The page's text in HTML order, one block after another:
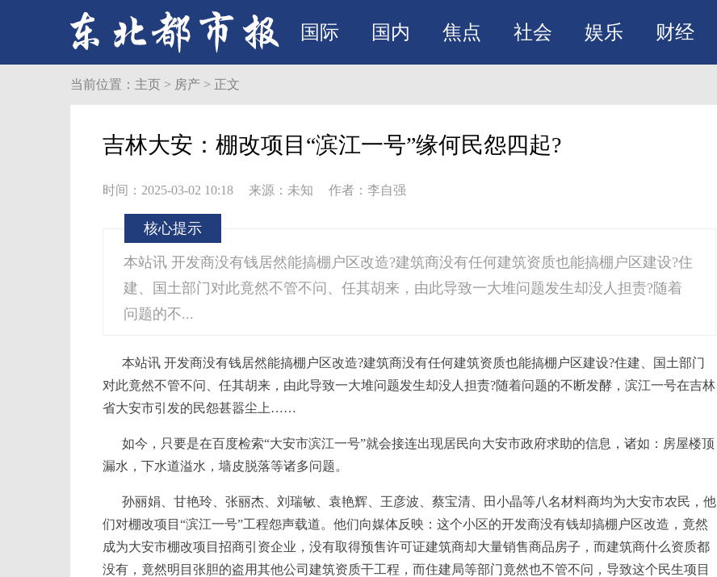
国际 国内 焦点 社会 娱乐 财经
当前位置： 主页 > 房产 > 正文
吉林大安：棚改项目“滨江一号”缘何民怨四起?
时间：2025-03-02 10:18 来源：未知 作者：李自强
核心提示
本站讯 开发商没有钱居然能搞棚户区改造?建筑商没有任何建筑资质也能搞棚户区建设?住
建、国土部门对此竟然不管不问、任其胡来，由此导致一大堆问题发生却没人担责?随着
问题的不...
本站讯 开发商没有钱居然能搞棚户区改造?建筑商没有任何建筑资质也能搞棚户区建设?住建、国土部门
对此竟然不管不问、任其胡来，由此导致一大堆问题发生却没人担责?随着问题的不断发酵，滨江一号在吉林
省大安市引发的民怨甚嚣尘上……
如今，只要是在百度检索“大安市滨江一号”就会接连出现居民向大安市政府求助的信息，诸如：房屋楼顶
漏水，下水道溢水，墙皮脱落等诸多问题。
孙丽娟、甘艳玲、张丽杰、刘瑞敏、袁艳辉、王彦波、蔡宝清、田小晶等八名材料商均为大安市农民，他
们对棚改项目“滨江一号”工程怨声载道。他们向媒体反映：这个小区的开发商没有钱却搞棚户区改造，竟然
成为大安市棚改项目招商引资企业，没有取得预售许可证建筑商却大量销售商品房子，而建筑商什么资质都
没有，竟然明目张胆的盗用其他公司建筑资质干工程，而住建局等部门竟然也不管不问，导致这个民生项目